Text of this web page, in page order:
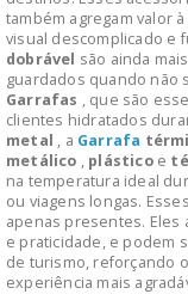
também agregam valor
visual descomplicado e
dobrável são ainda
guardados quando não
Garrafas , que são
clientes hidratados
metal , a Garrafa
metálico , plástico e
na temperatura ideal
ou viagens longas. Esses
apenas presentes. Eles
e praticidade, e podem
de turismo, reforçando
experiência mais